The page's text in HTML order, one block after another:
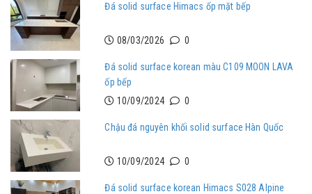
Đá solid surface Himacs ốp mặt bếp
08/03/2026 0
Đá solid surface korean màu C109 MOON LAVA
ốp bếp
10/09/2024
0
Chậu đá nguyên khối solid surface Hàn Quốc
10/09/2024 0
Đá solid surface korean Himacs S028 Alpine